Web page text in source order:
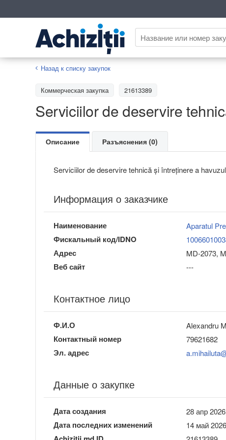
Назад к списку закупок
Коммерческая закупка 21613389
Serviciilor de deservire
Описание Разъяснения (0)
Serviciilor de deservire tehnică și întreținere a
Информация о заказчике
Наименование Aparatul
Фискальный код/IDNO
Адрес MD-2073,
Веб сайт ---
Контактное лицо
Ф.И.О Alexandru
Контактный номер 79621682
Эл. адрес
Данные о закупке
Дата создания 28 апр
Дата последних изменений 14 май